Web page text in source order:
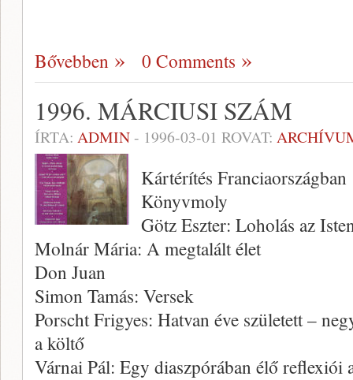
Bővebben 0 Comments
1996. MÁRCIUSI SZÁM
ÍRTA: ADMIN- 1996-03-01 ROVAT:
Kártérítés Franciaországban
Könyvmoly
Götz Eszter: Loholás az
Molnár Mária: A megtalált élet
Don Juan
Simon Tamás: Versek
Porscht Frigyes: Hatvan éve született –
a költő
Várnai Pál: Egy diaszpórában élő reflexiói